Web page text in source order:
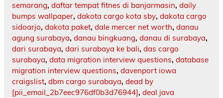
semarang, daftar tempat fitnes di banjarmasin, daily
bumps wallpaper, dakota cargo kota sby, dakota cargo
sidoarjo, dakota paket, dale mercer net worth, danau
agung surabaya, danau bingkuang, danau di surabaya,
dari surabaya, dari surabaya ke bali, das cargo
surabaya, data migration interview questions, database
migration interview questions, davenport iowa
craigslist, dbm cargo surabaya, dead by
[pii_email_2b7eec976df0b3d76944], deal java